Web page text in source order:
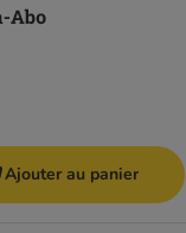
Ajouter au panier